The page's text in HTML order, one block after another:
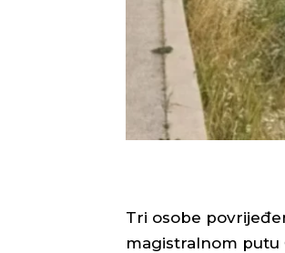
Tri osobe
magistralnom putu